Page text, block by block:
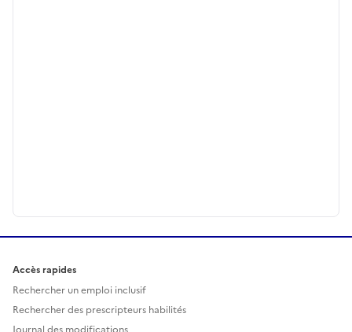
Accès rapides
Rechercher un emploi inclusif
Rechercher des prescripteurs habilités